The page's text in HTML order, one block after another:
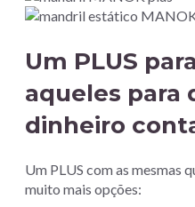
Um PLUS
aqueles para
dinheiro
Um PLUS com as mesmas
muito mais opções: